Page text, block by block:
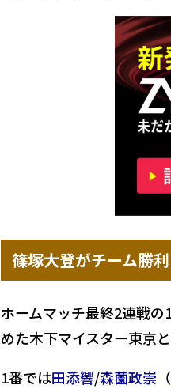
篠塚大登がチーム勝
ホームマッチ最終2連戦
めた木下マイスター東京
1番では田添響/森薗政崇 （